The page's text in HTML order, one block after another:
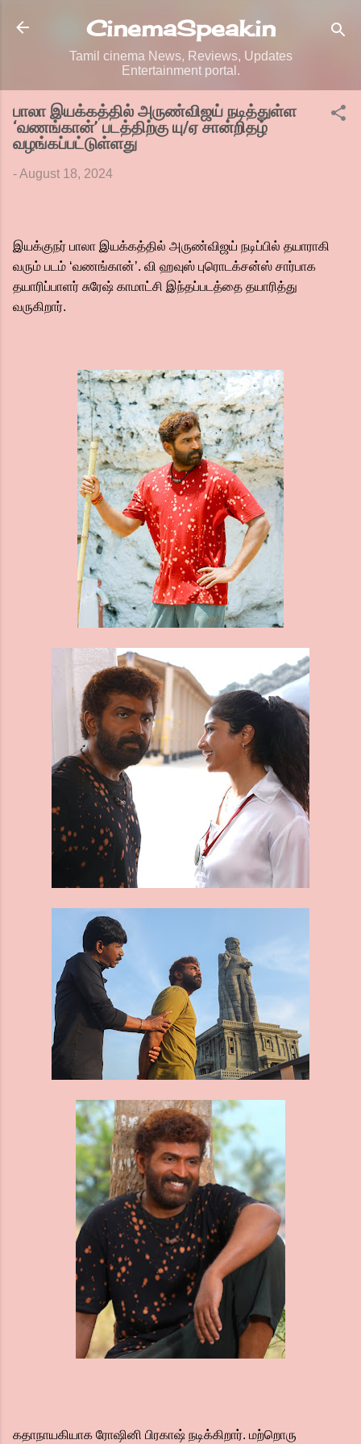
Skip to main content
CinemaSpeak.in
Tamil cinema News, Reviews, Updates
Entertainment portal.
பாலா இயக்கத்தில் அருண்விஜய் நடித்துள்ள
‘வணங்கான்’ படத்திற்கு யு/ஏ சான்றிதழ்
வழங்கப்பட்டுள்ளது
-August 18, 2024
இயக்குநர் பாலா இயக்கத்தில் அருண்விஜய் நடிப்பில் தயாராகி
வரும் படம் ‘வணங்கான்’. வி ஹவுஸ் புரொடக்சன்ஸ் சார்பாக
தயாரிப்பாளர் சுரேஷ் காமாட்சி இந்தப்படத்தை தயாரித்து
வருகிறார்.
கதாநாயகியாக ரோஷினி பிரகாஷ் நடிக்கிறார். மற்றொரு